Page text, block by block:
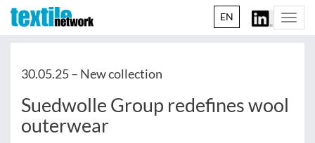
EN
30.05.25 – New collection
Suedwolle Group redefines wool
outerwear